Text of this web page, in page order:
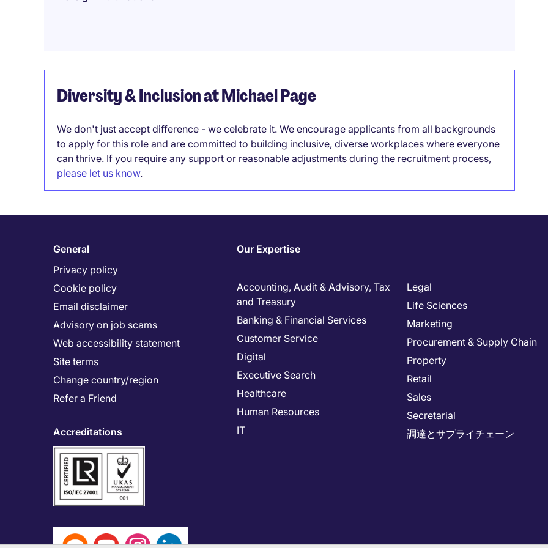
Diversity & Inclusion at Michael Page
We don't just accept difference - we celebrate it. We encourage applicants from all backgrounds
to apply for this role and are committed to building inclusive, diverse workplaces where everyone
can thrive. If you require any support or reasonable adjustments during the recruitment process,
please let us know.
General
Privacy policy
Cookie policy
Email disclaimer
Advisory on job scams
Web accessibility statement
Site terms
Change country/region
Refer a Friend
Accreditations
Our Expertise
Accounting, Audit & Advisory, Tax
and Treasury
Banking & Financial Services
Customer Service
Digital
Executive Search
Healthcare
Human Resources
IT
Legal
Life Sciences
Marketing
Procurement & Supply Chain
Property
Retail
Sales
Secretarial
調達とサプライチェーン